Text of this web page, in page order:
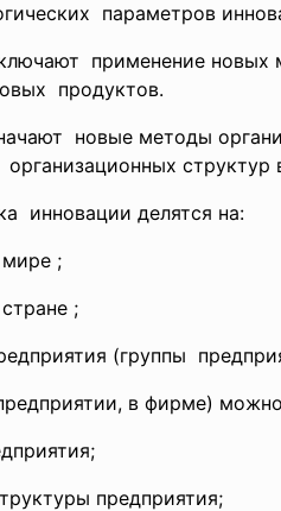
параметров
применение новых
продуктов.
новые методы
структур
инновации делятся на:
;
;
(группы
в фирме)
предприятия;